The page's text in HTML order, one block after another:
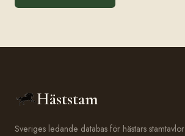
Häststam
Sveriges ledande databas för hästars stamtavlor